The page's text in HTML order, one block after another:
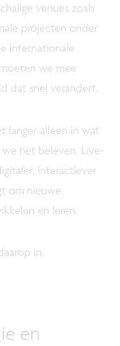
venues zoals
projecten onder
internationale
we mee
dat snel verandert.
langer alleen in wat
het beleven. Live-
interactiever
om nieuwe
en leren.
in.
en